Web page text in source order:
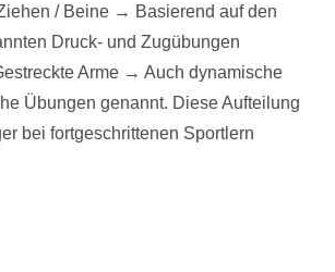
/ Beine → Basierend auf den
Druck- und Zugübungen
Arme → Auch dynamische
Übungen genannt. Diese Aufteilung
bei fortgeschrittenen Sportlern